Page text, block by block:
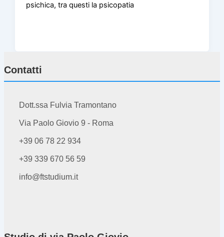
psichica, tra questi la psicopatia
Contatti
Dott.ssa Fulvia Tramontano
Via Paolo Giovio 9 - Roma
+39 06 78 22 934
+39 339 670 56 59
info@ftstudium.it